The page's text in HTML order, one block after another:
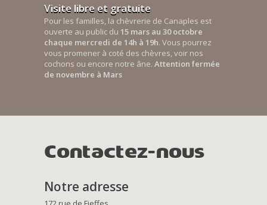
Visite libre et gratuite
Pour les familles, la chèvrerie de Canaples est
ouverte au public du 15 mars au 30 octobre
chaque mercredi de 14h à 19h. Vous pourrez
vous promener à coté des chèvres, voir nos
cochons ou encore notre âne. Attention fermée
de novembre à Mars
Contactez-nous
Notre adresse